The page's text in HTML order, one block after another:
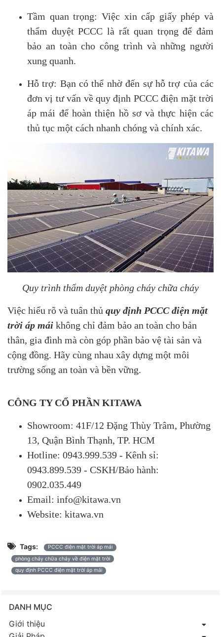
Tầm quan trọng: Việc xin cấp giấy phép và
thẩm duyệt PCCC là rất quan trọng để đảm
bảo an toàn cho công trình và những người
xung quanh.
Hỗ trợ: Bạn có thể nhờ đến sự hỗ trợ của các
đơn vị tư vấn về quy định PCCC điện mặt trời
áp mái để hoàn thiện hồ sơ và thực hiện các
thủ tục một cách nhanh chóng và chính xác.
Quy trình thẩm duyệt phòng cháy chữa cháy
Việc hiểu rõ và tuân thủ quy định PCCC điện mặt
trời áp mái không chỉ đảm bảo an toàn cho bản
thân, gia đình mà còn góp phần bảo vệ tài sản và
cộng đồng. Hãy cùng nhau xây dựng một môi
trường sống an toàn và bền vững.
CÔNG TY CỔ PHẦN KITAWA
Showroom: 41F/12 Đặng Thùy Trâm, Phường
13, Quận Bình Thạnh, TP. HCM
Hotline: 0943.999.539 - Kênh sỉ:
0943.899.539 - CSKH/Bảo hành:
0902.035.449
Email: info@kitawa.vn
Website: kitawa.vn
Tags:
PCCC điện mặt trời áp mái
phòng cháy chữa cháy về điện mặt trời
quy định PCCC điện mặt trời áp mái
DANH MỤC
Giới thiệu